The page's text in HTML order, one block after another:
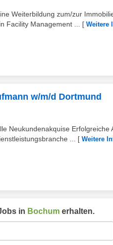
Weiterbildung zum/zur
Facility Management ...
[ Weitere
w/m/d Dortmund
Neukundenakquise Erfolgreiche
...
[ Weitere
in Bochum erhalten.